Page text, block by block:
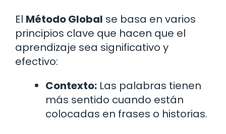
El Método Global se basa en varios
principios clave que hacen que el
aprendizaje sea significativo y
efectivo:
Contexto: Las palabras tienen
más sentido cuando están
colocadas en frases o historias.